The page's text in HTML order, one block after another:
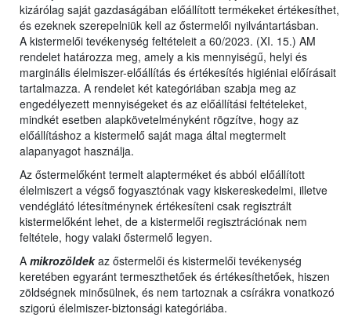
kizárólag saját gazdaságában előállított termékeket értékesíthet,
és ezeknek szerepelniük kell az őstermelői nyilvántartásban.
A kistermelői tevékenység feltételeit a 60/2023. (XI. 15.) AM
rendelet határozza meg, amely a kis mennyiségű, helyi és
marginális élelmiszer-előállítás és értékesítés higiéniai előírásait
tartalmazza. A rendelet két kategóriában szabja meg az
engedélyezett mennyiségeket és az előállítási feltételeket,
mindkét esetben alapkövetelményként rögzítve, hogy az
előállításhoz a kistermelő saját maga által megtermelt
alapanyagot használja.
Az őstermelőként termelt alapterméket és abból előállított
élelmiszert a végső fogyasztónak vagy kiskereskedelmi, illetve
vendéglátó létesítménynek értékesíteni csak regisztrált
kistermelőként lehet, de a kistermelői regisztrációnak nem
feltétele, hogy valaki őstermelő legyen.
A mikrozöldekaz őstermelői és kistermelői tevékenység
keretében egyaránt termeszthetőek és értékesíthetőek, hiszen
zöldségnek minősülnek, és nem tartoznak a csírákra vonatkozó
szigorú élelmiszer-biztonsági kategóriába.